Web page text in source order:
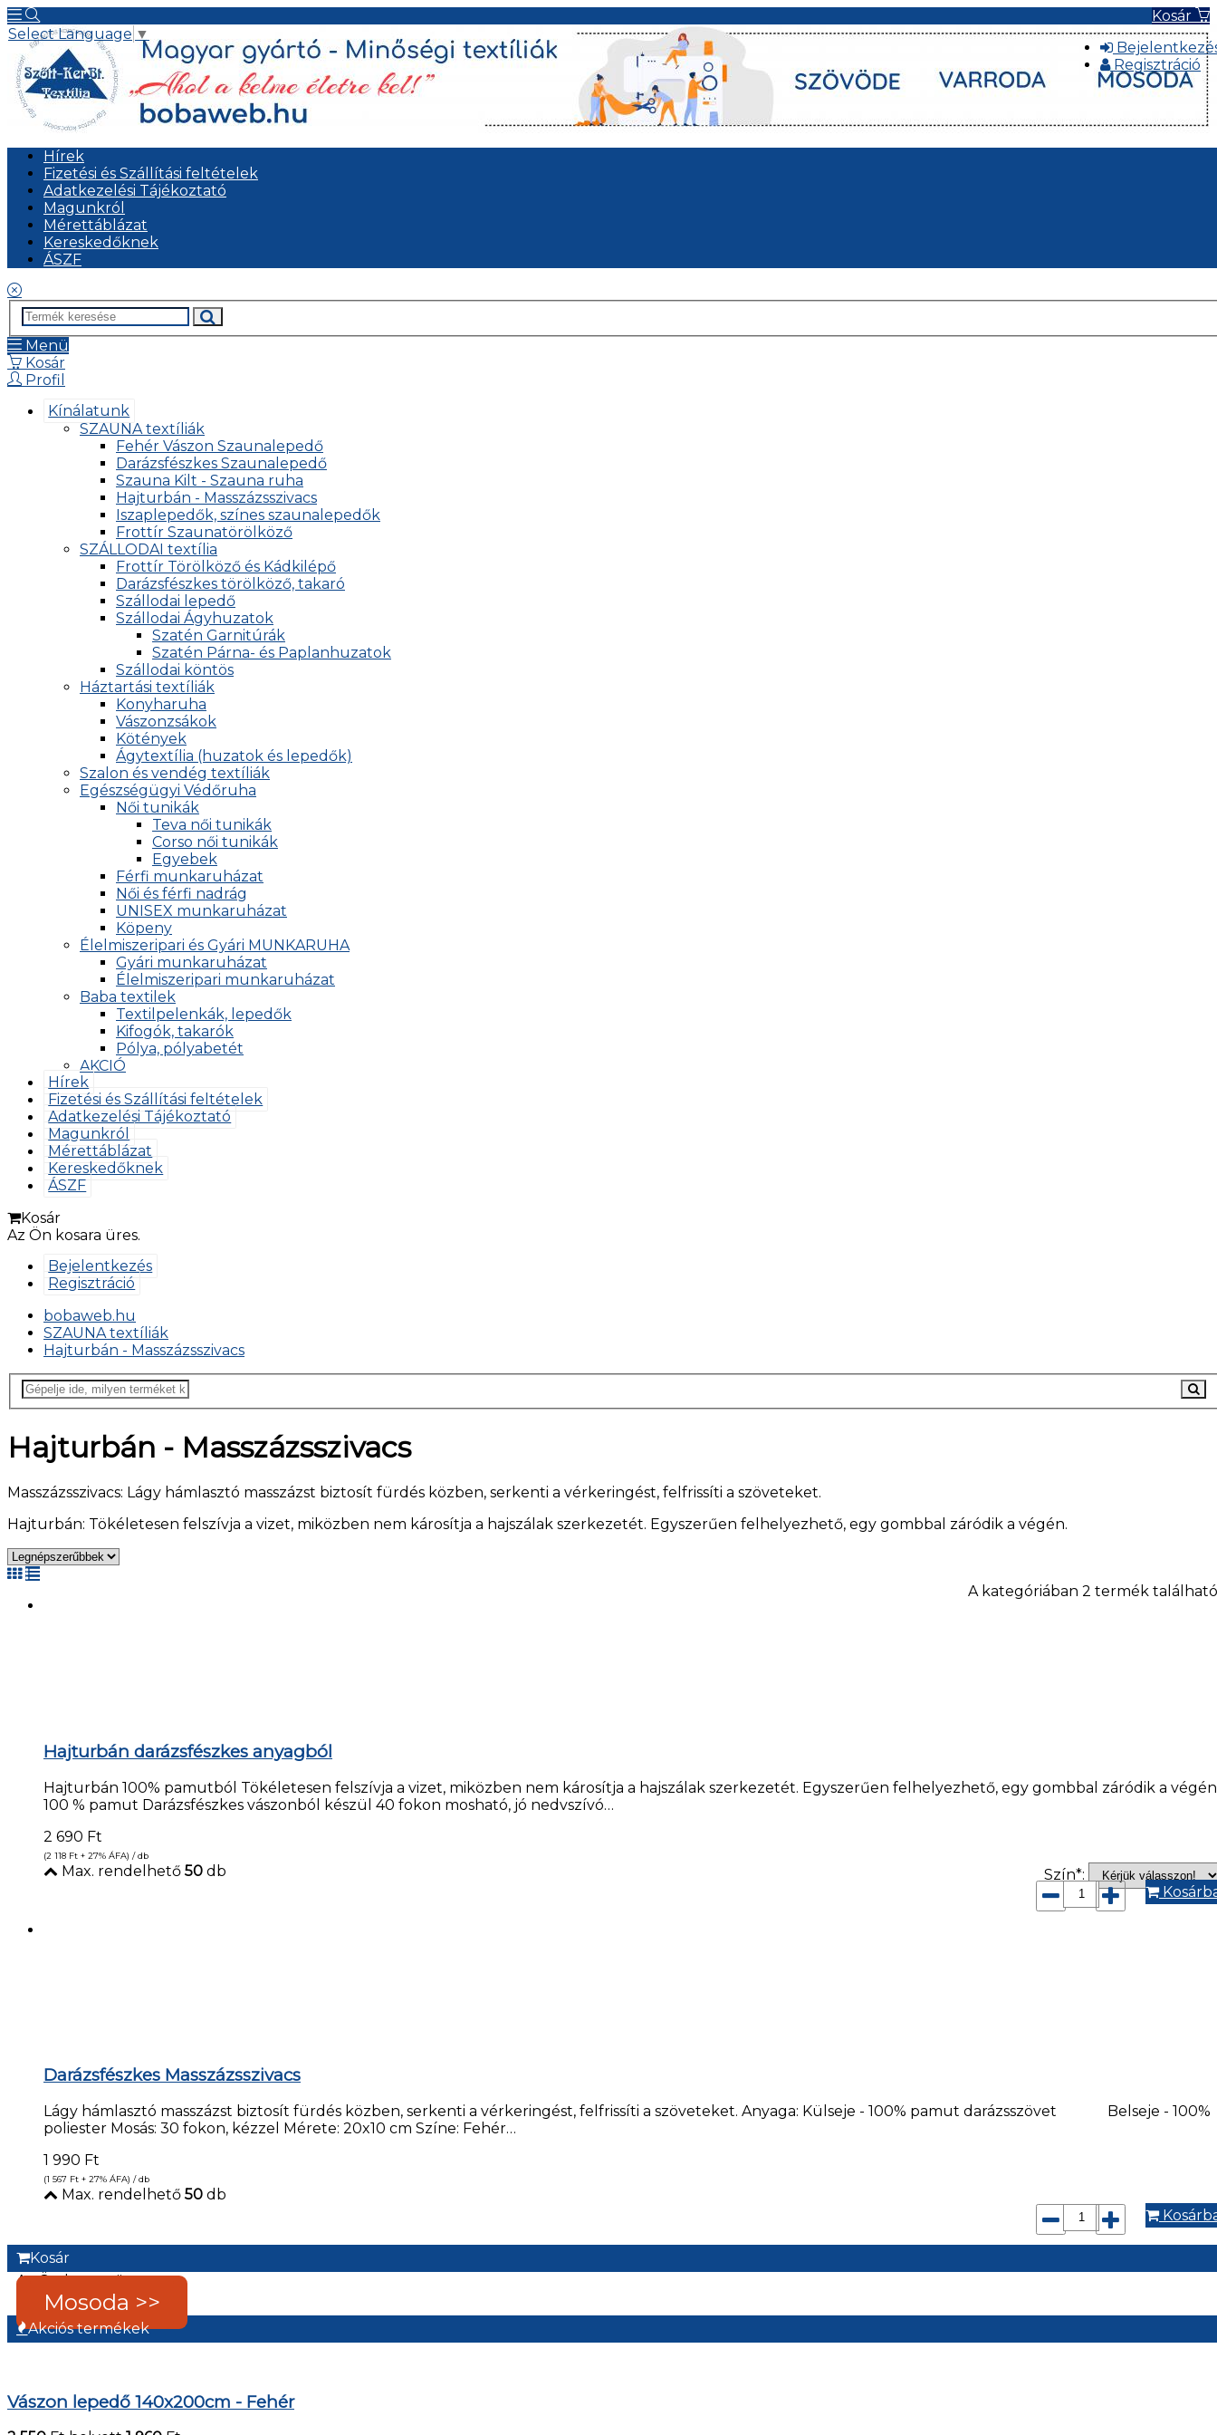
Kosár
Regisztráció
Select Language ▼
Hírek
Fizetési és Szállítási feltételek
Adatkezelési Tájékoztató
Magunkról
Mérettáblázat
Kereskedőknek
ÁSZF
Menü
Kosár
Profil
Kínálatunk
SZAUNA textíliák
Fehér Vászon Szaunalepedő
Darázsfészkes Szaunalepedő
Szauna Kilt - Szauna ruha
Hajturbán - Masszázsszivacs
Iszaplepedők, színes szaunalepedők
Frottír Szaunatörölköző
SZÁLLODAI textília
Frottír Törölköző és Kádkilépő
Darázsfészkes törölköző, takaró
Szállodai lepedő
Szállodai Ágyhuzatok
Szatén Garnitúrák
Szatén Párna- és Paplanhuzatok
Szállodai köntös
Háztartási textíliák
Konyharuha
Vászonzsákok
Kötények
Ágytextília (huzatok és lepedők)
Szalon és vendég textíliák
Egészségügyi Védőruha
Női tunikák
Teva női tunikák
Corso női tunikák
Egyebek
Férfi munkaruházat
Női és férfi nadrág
UNISEX munkaruházat
Köpeny
Élelmiszeripari és Gyári MUNKARUHA
Gyári munkaruházat
Élelmiszeripari munkaruházat
Baba textilek
Textilpelenkák, lepedők
Kifogók, takarók
Pólya, pólyabetét
AKCIÓ
Hírek
Fizetési és Szállítási feltételek
Adatkezelési Tájékoztató
Magunkról
Mérettáblázat
Kereskedőknek
ÁSZF
Kosár
Az Ön kosara üres.
Bejelentkezés
Regisztráció
bobaweb.hu
SZAUNA textíliák
Hajturbán - Masszázsszivacs
Hajturbán - Masszázsszivacs
Masszázsszivacs: Lágy hámlasztó masszázst biztosít fürdés közben, serkenti a vérkeringést, felfrissíti a szöveteket.
Hajturbán: Tökéletesen felszívja a vizet, miközben nem károsítja a hajszálak szerkezetét. Egyszerűen felhelyezhető, egy gombbal záródik a végén.
A kategóriában 2 termék
Hajturbán darázsfészkes anyagból
Hajturbán 100% pamutból Tökéletesen felszívja a vizet, miközben nem károsítja a hajszálak szerkezetét. Egyszerűen felhelyezhető, egy gombbal záródik a
100 % pamut Darázsfészkes vászonból készül 40 fokon mosható, jó nedvszívó…
2 690 Ft
(2 118 Ft + 27% ÁFA) / db
Szín*:
Max. rendelhető 50 db
Darázsfészkes Masszázsszivacs
Lágy hámlasztó masszázst biztosít fürdés közben, serkenti a vérkeringést, felfrissíti a szöveteket. Anyaga: Külseje - 100% pamut darázsszövet Belseje - 100%
poliester Mosás: 30 fokon, kézzel Mérete: 20x10 cm Színe: Fehér…
1 990 Ft
(1 567 Ft + 27% ÁFA) / db
Max. rendelhető 50 db
Kosár
Az Ön kosara üres.
Mosoda >>
Akciós termékek
Vászon lepedő 140x200cm - Fehér